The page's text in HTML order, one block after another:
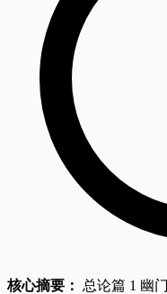
核心摘要： 总论篇 1 幽